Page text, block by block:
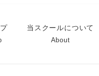
当スクールについて
About